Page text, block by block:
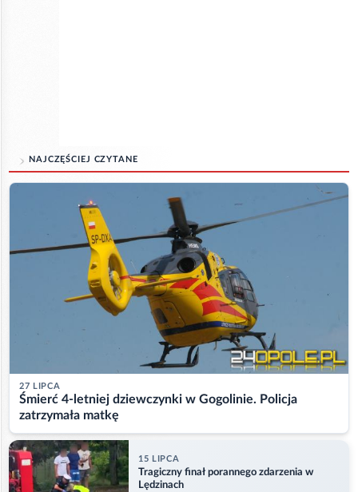
NAJCZĘŚCIEJ CZYTANE
27 LIPCA
Śmierć 4-letniej dziewczynki w Gogolinie. Policja
zatrzymała matkę
15 LIPCA
Tragiczny finał porannego zdarzenia w
Lędzinach